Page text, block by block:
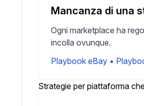
Mancanza di una
Ogni marketplace ha
incolla ovunque.
Playbook eBay •
Strategie per piattaforma